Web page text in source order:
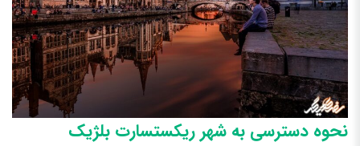
نحوه دسترسی به شهر ریکستسارت بلژیک